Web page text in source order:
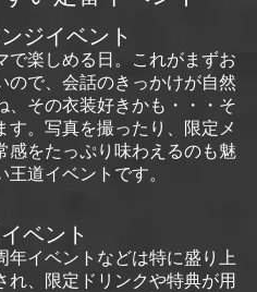
ジイベント
で楽しめる日。これがまずお
ので、会話のきっかけが自然
、その衣装好きかも・・・そ
す。写真を撮ったり、限定メ
感をたっぷり味わえるのも魅
道イベントです。
ベント
年イベントなどは特に盛り上
れ、限定ドリンクや特典が用